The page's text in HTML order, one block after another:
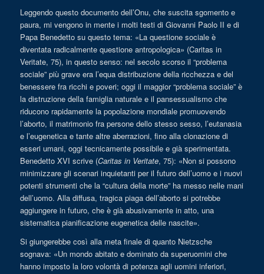
Leggendo questo documento dell’Onu, che suscita sgomento e
paura, mi vengono in mente i molti testi di Giovanni Paolo II e di
Papa Benedetto su questo tema: «La questione sociale è
diventata radicalmente questione antropologica» (Caritas in
Veritate, 75), in questo senso: nel secolo scorso il “problema
sociale” più grave era l’equa distribuzione della ricchezza e del
benessere fra ricchi e poveri; oggi il maggior “problema sociale” è
la distruzione della famiglia naturale e il pansessualismo che
riducono rapidamente la popolazione mondiale promuovendo
l’aborto, il matrimonio fra persone dello stesso sesso, l’eutanasia
e l’eugenetica e tante altre aberrazioni, fino alla clonazione di
esseri umani, oggi tecnicamente possibile e già sperimentata.
Benedetto XVI scrive (Caritas in Veritate, 75): «Non si possono
minimizzare gli scenari inquietanti per il futuro dell’uomo e i nuovi
potenti strumenti che la “cultura della morte” ha messo nelle mani
dell’uomo. Alla diffusa, tragica piaga dell’aborto si potrebbe
aggiungere in futuro, che è già abusivamente in atto, una
sistematica pianificazione eugenetica delle nascite».
Si giungerebbe così alla meta finale di quanto Nietzsche
sognava: «Un mondo abitato e dominato da superuomini che
hanno imposto la loro volontà di potenza agli uomini inferiori,